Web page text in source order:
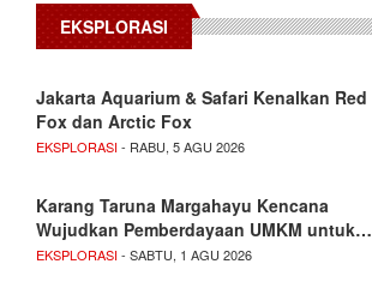
EKSPLORASI
Jakarta Aquarium & Safari Kenalkan Red
Fox dan Arctic Fox
EKSPLORASI- RABU, 5 AGU 2026
Karang Taruna Margahayu Kencana
Wujudkan Pemberdayaan UMKM untuk…
EKSPLORASI- SABTU, 1 AGU 2026